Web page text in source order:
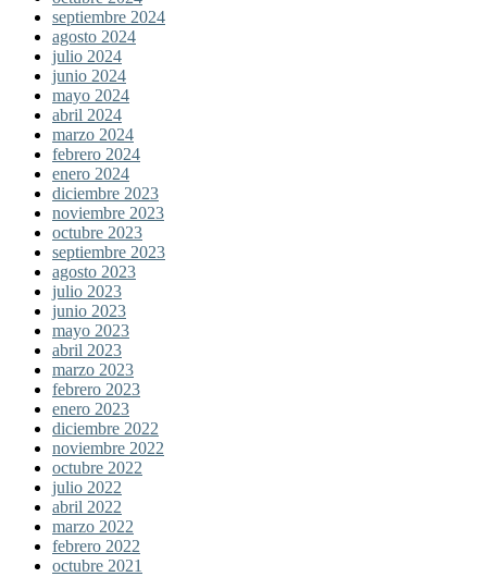
septiembre 2024
agosto 2024
julio 2024
junio 2024
mayo 2024
abril 2024
marzo 2024
febrero 2024
enero 2024
diciembre 2023
noviembre 2023
octubre 2023
septiembre 2023
agosto 2023
julio 2023
junio 2023
mayo 2023
abril 2023
marzo 2023
febrero 2023
enero 2023
diciembre 2022
noviembre 2022
octubre 2022
julio 2022
abril 2022
marzo 2022
febrero 2022
octubre 2021